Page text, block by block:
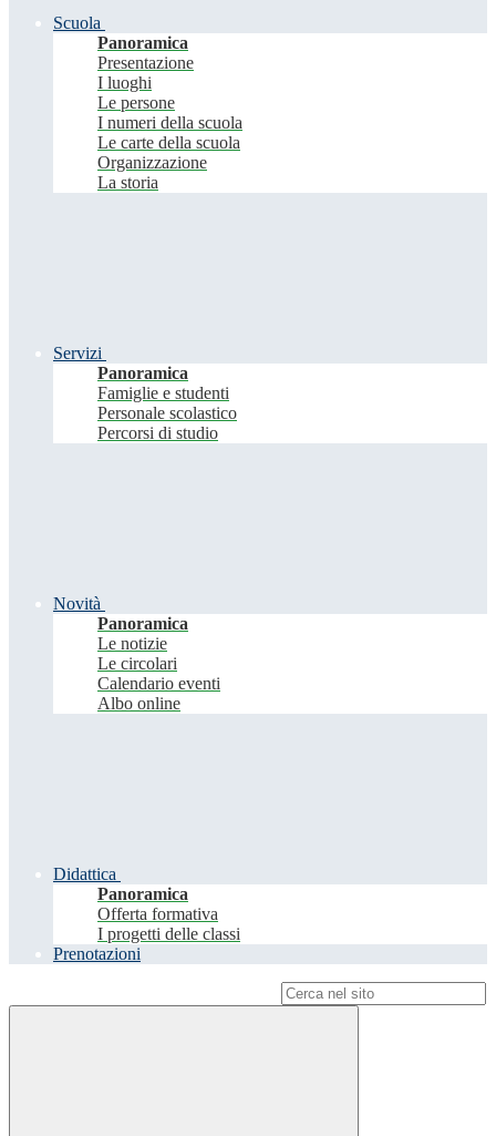
Scuola
Panoramica
Presentazione
I luoghi
Le persone
I numeri della scuola
Le carte della scuola
Organizzazione
La storia
Servizi
Panoramica
Famiglie e studenti
Personale scolastico
Percorsi di studio
Novità
Panoramica
Le notizie
Le circolari
Calendario eventi
Albo online
Didattica
Panoramica
Offerta formativa
I progetti delle classi
Prenotazioni